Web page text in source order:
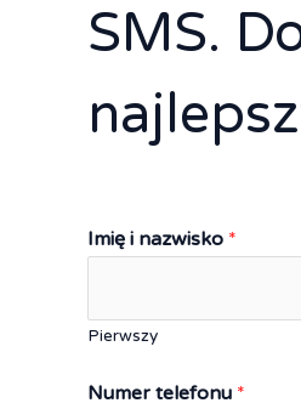
SMS.
Imię i nazwisko *
Pierwszy
Numer telefonu *